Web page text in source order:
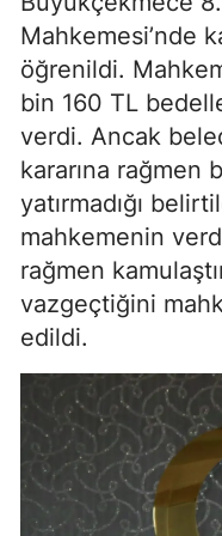
Mahkemesi’nde
öğrenildi.
bin 160 TL
verdi. Ancak
kararına rağmen
yatırmadığı
mahkemenin
rağmen
vazgeçtiğini
edildi.